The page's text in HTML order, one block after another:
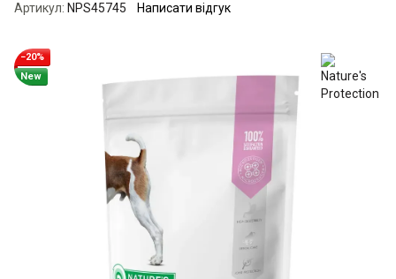
Артикул: NPS45745 Написати відгук
−20%
New